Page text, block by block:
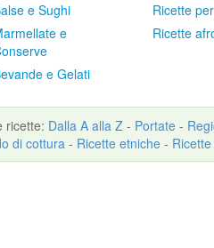
e Sughi
e
e Gelati
Ricette
Ricette
ricette: Dalla A alla Z - Portate -
di cottura- Ricette etniche -